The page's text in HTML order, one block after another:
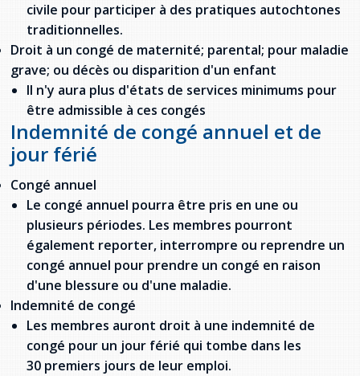
civile pour participer à des pratiques autochtones
traditionnelles.
Droit à un congé de maternité; parental; pour maladie
grave; ou décès ou disparition d'un enfant
Il n'y aura plus d'états de services minimums pour
être admissible à ces congés
Indemnité de congé annuel et de
jour férié
Congé annuel
Le congé annuel pourra être pris en une ou
plusieurs périodes. Les membres pourront
également reporter, interrompre ou reprendre un
congé annuel pour prendre un congé en raison
d'une blessure ou d'une maladie.
Indemnité de congé
Les membres auront droit à une indemnité de
congé pour un jour férié qui tombe dans les
30 premiers jours de leur emploi.